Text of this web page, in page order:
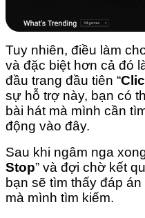
Tuy nhiên, điều làm
và đặc biệt hơn cả đó
đầu trang đầu tiên “
sự hỗ trợ này, bạn có
bài hát mà mình cần
động vào đây.
Sau khi ngâm nga
Stop” và đợi chờ kết
bạn sẽ tìm thấy đáp
mà mình tìm kiếm.